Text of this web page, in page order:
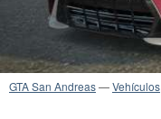
GTA San Andreas—Vehículos